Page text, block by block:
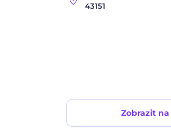
43151
Zobrazit